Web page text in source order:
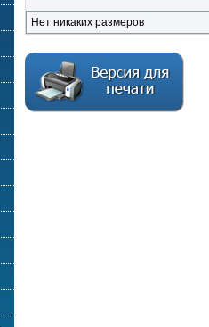
Нет никаких размеров